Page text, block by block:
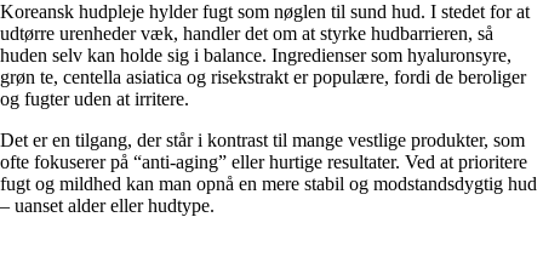
Koreansk hudpleje hylder fugt som nøglen til sund hud. I stedet for at
udtørre urenheder væk, handler det om at styrke hudbarrieren, så
huden selv kan holde sig i balance. Ingredienser som hyaluronsyre,
grøn te, centella asiatica og risekstrakt er populære, fordi de beroliger
og fugter uden at irritere.
Det er en tilgang, der står i kontrast til mange vestlige produkter, som
ofte fokuserer på “anti-aging” eller hurtige resultater. Ved at prioritere
fugt og mildhed kan man opnå en mere stabil og modstandsdygtig hud
– uanset alder eller hudtype.